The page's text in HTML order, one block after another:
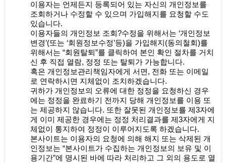
이용자는 언제든지 등록되어 있는 자신의 개인정보를
조회하거나 수정할 수 있으며 가입해지를 요청할 수도
있습니다.
이용자들의 개인정보 조회?수정을 위해서는 ‘개인정보
변경’(또는 ‘회원정보수정’등)을 가입해지(동의철회)를
위해서는 “회원탈퇴”를 클릭하여 본인 확인 절차를 거치
신 후 직접 열람, 정정 또는 탈퇴가 가능합니다.
혹은 개인정보관리책임자에게 서면, 전화 또는 이메일
로 연락하시면 지체없이 조치하겠습니다.
귀하가 개인정보의 오류에 대한 정정을 요청하신 경우
에는 정정을 완료하기 전까지 당해 개인정보를 이용 또
는 제공하지 않습니다. 또한 잘못된 개인정보를 제3자에
게 이미 제공한 경우에는 정정 처리결과를 제3자에게 지
체없이 통지하여 정정이 이루어지도록 하겠습니다.
본사이트는 이용자의 요청에 의해 해지 또는 삭제된 개
인정보는 “본사이트가 수집하는 개인정보의 보유 및 이
용기간”에 명시된 바에 따라 처리하고 그 외의 용도로 열